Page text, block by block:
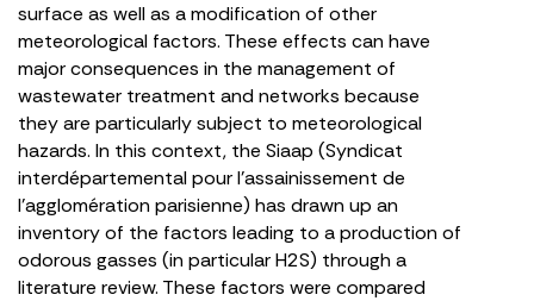
surface as well as a modification of other
meteorological factors. These effects can have
major consequences in the management of
wastewater treatment and networks because
they are particularly subject to meteorological
hazards. In this context, the Siaap (Syndicat
interdépartemental pour l’assainissement de
l’agglomération parisienne) has drawn up an
inventory of the factors leading to a production of
odorous gasses (in particular H2S) through a
literature review. These factors were compared